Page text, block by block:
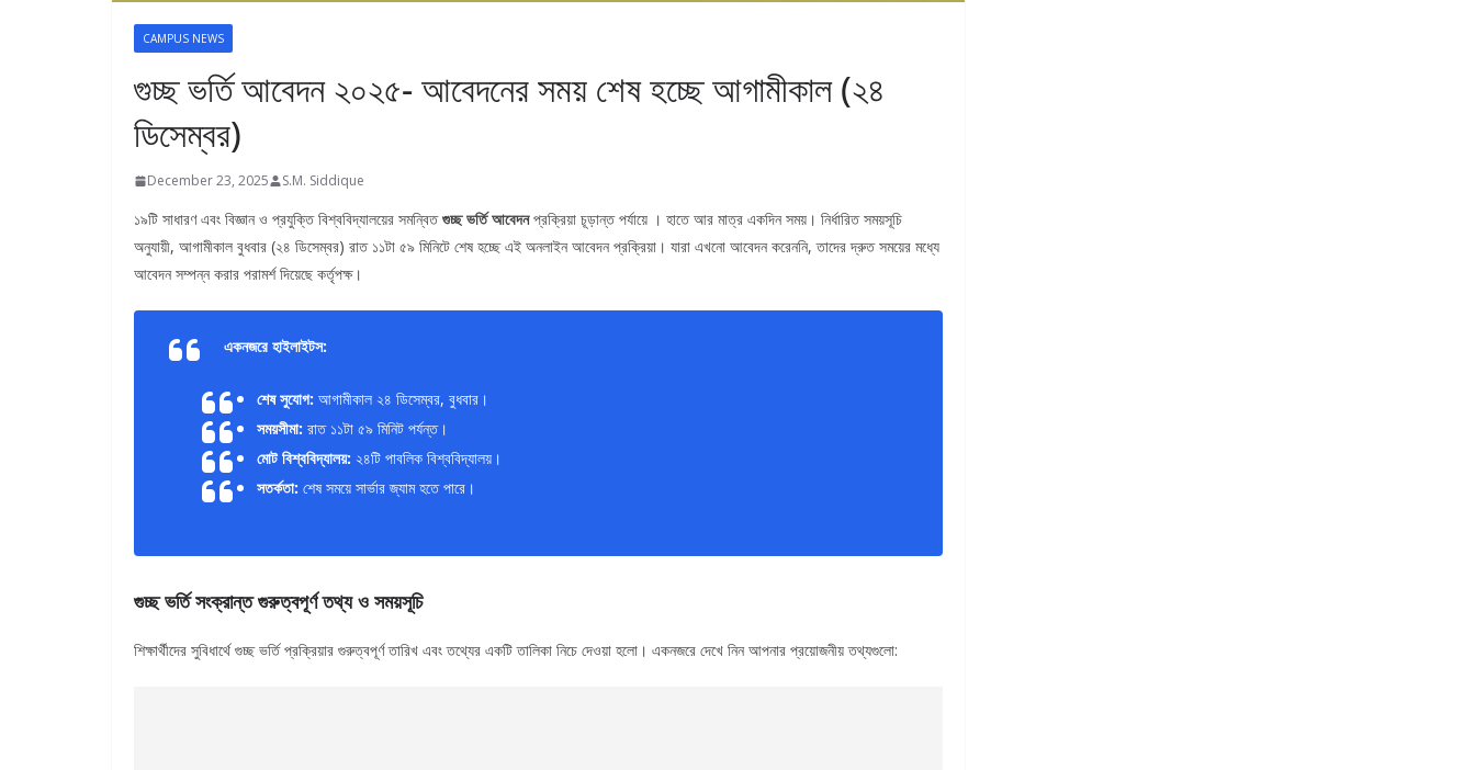
CAMPUS NEWS
গুচ্ছ ভর্তি আবেদন ২০২৫- আবেদনের সময় শেষ হচ্ছে আগামীকাল (২৪
ডিসেম্বর)
December 23, 2025 S.M. Siddique
১৯টি সাধারণ এবং বিজ্ঞান ও প্রযুক্তি বিশ্ববিদ্যালয়ের সমন্বিতগুচ্ছ ভর্তি আবেদনপ্রক্রিয়া চূড়ান্ত পর্যায়ে । হাতে আর মাত্র একদিন সময়। নির্ধারিত সময়সূচি
অনুযায়ী, আগামীকাল বুধবার (২৪ ডিসেম্বর) রাত ১১টা ৫৯ মিনিটে শেষ হচ্ছে এই অনলাইন আবেদন প্রক্রিয়া। যারা এখনো আবেদন করেননি, তাদের দ্রুত সময়ের মধ্যে
আবেদন সম্পন্ন করার পরামর্শ দিয়েছে কর্তৃপক্ষ।
একনজরে হাইলাইটস:
শেষ সুযোগ: আগামীকাল ২৪ ডিসেম্বর, বুধবার।
সময়সীমা: রাত ১১টা ৫৯ মিনিট পর্যন্ত।
মোট বিশ্ববিদ্যালয়: ২৪টি পাবলিক বিশ্ববিদ্যালয়।
সতর্কতা: শেষ সময়ে সার্ভার জ্যাম হতে পারে।
গুচ্ছ ভর্তি সংক্রান্ত গুরুত্বপূর্ণ তথ্য ও সময়সূচি
শিক্ষার্থীদের সুবিধার্থে গুচ্ছ ভর্তি প্রক্রিয়ার গুরুত্বপূর্ণ তারিখ এবং তথ্যের একটি তালিকা নিচে দেওয়া হলো। একনজরে দেখে নিন আপনার প্রয়োজনীয় তথ্যগুলো: